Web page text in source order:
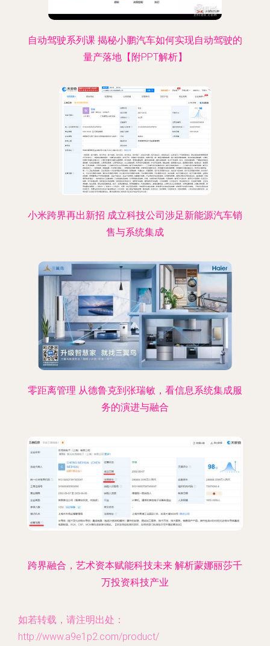
自动驾驶系列课 揭秘小鹏汽车如何实现自动驾驶的
量产落地【附PPT解析】
小米跨界再出新招 成立科技公司涉足新能源汽车销
售与系统集成
零距离管理 从德鲁克到张瑞敏，看信息系统集成服
务的演进与融合
跨界融合，艺术资本赋能科技未来 解析蒙娜丽莎千
万投资科技产业
如若转载，请注明出处：
http://www.a9e1p2.com/product/